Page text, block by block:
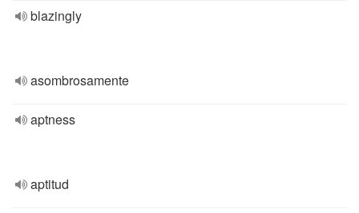
blazingly
asombrosamente
aptness
aptitud